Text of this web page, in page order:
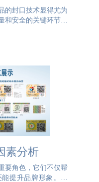
的封口技术显得尤为
和安全的关键环节，
的重要手段。因此，
会优先考虑那些能够
素分析
要角色，它们不仅帮
提升品牌形象。然